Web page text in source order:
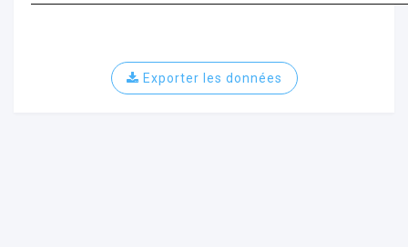
Exporter les données